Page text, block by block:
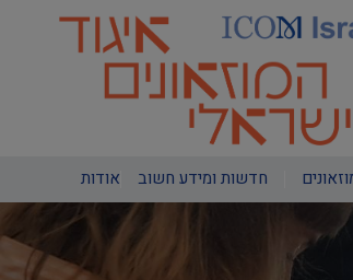
Main
navigation
אודות חדשות ומידע חשוב